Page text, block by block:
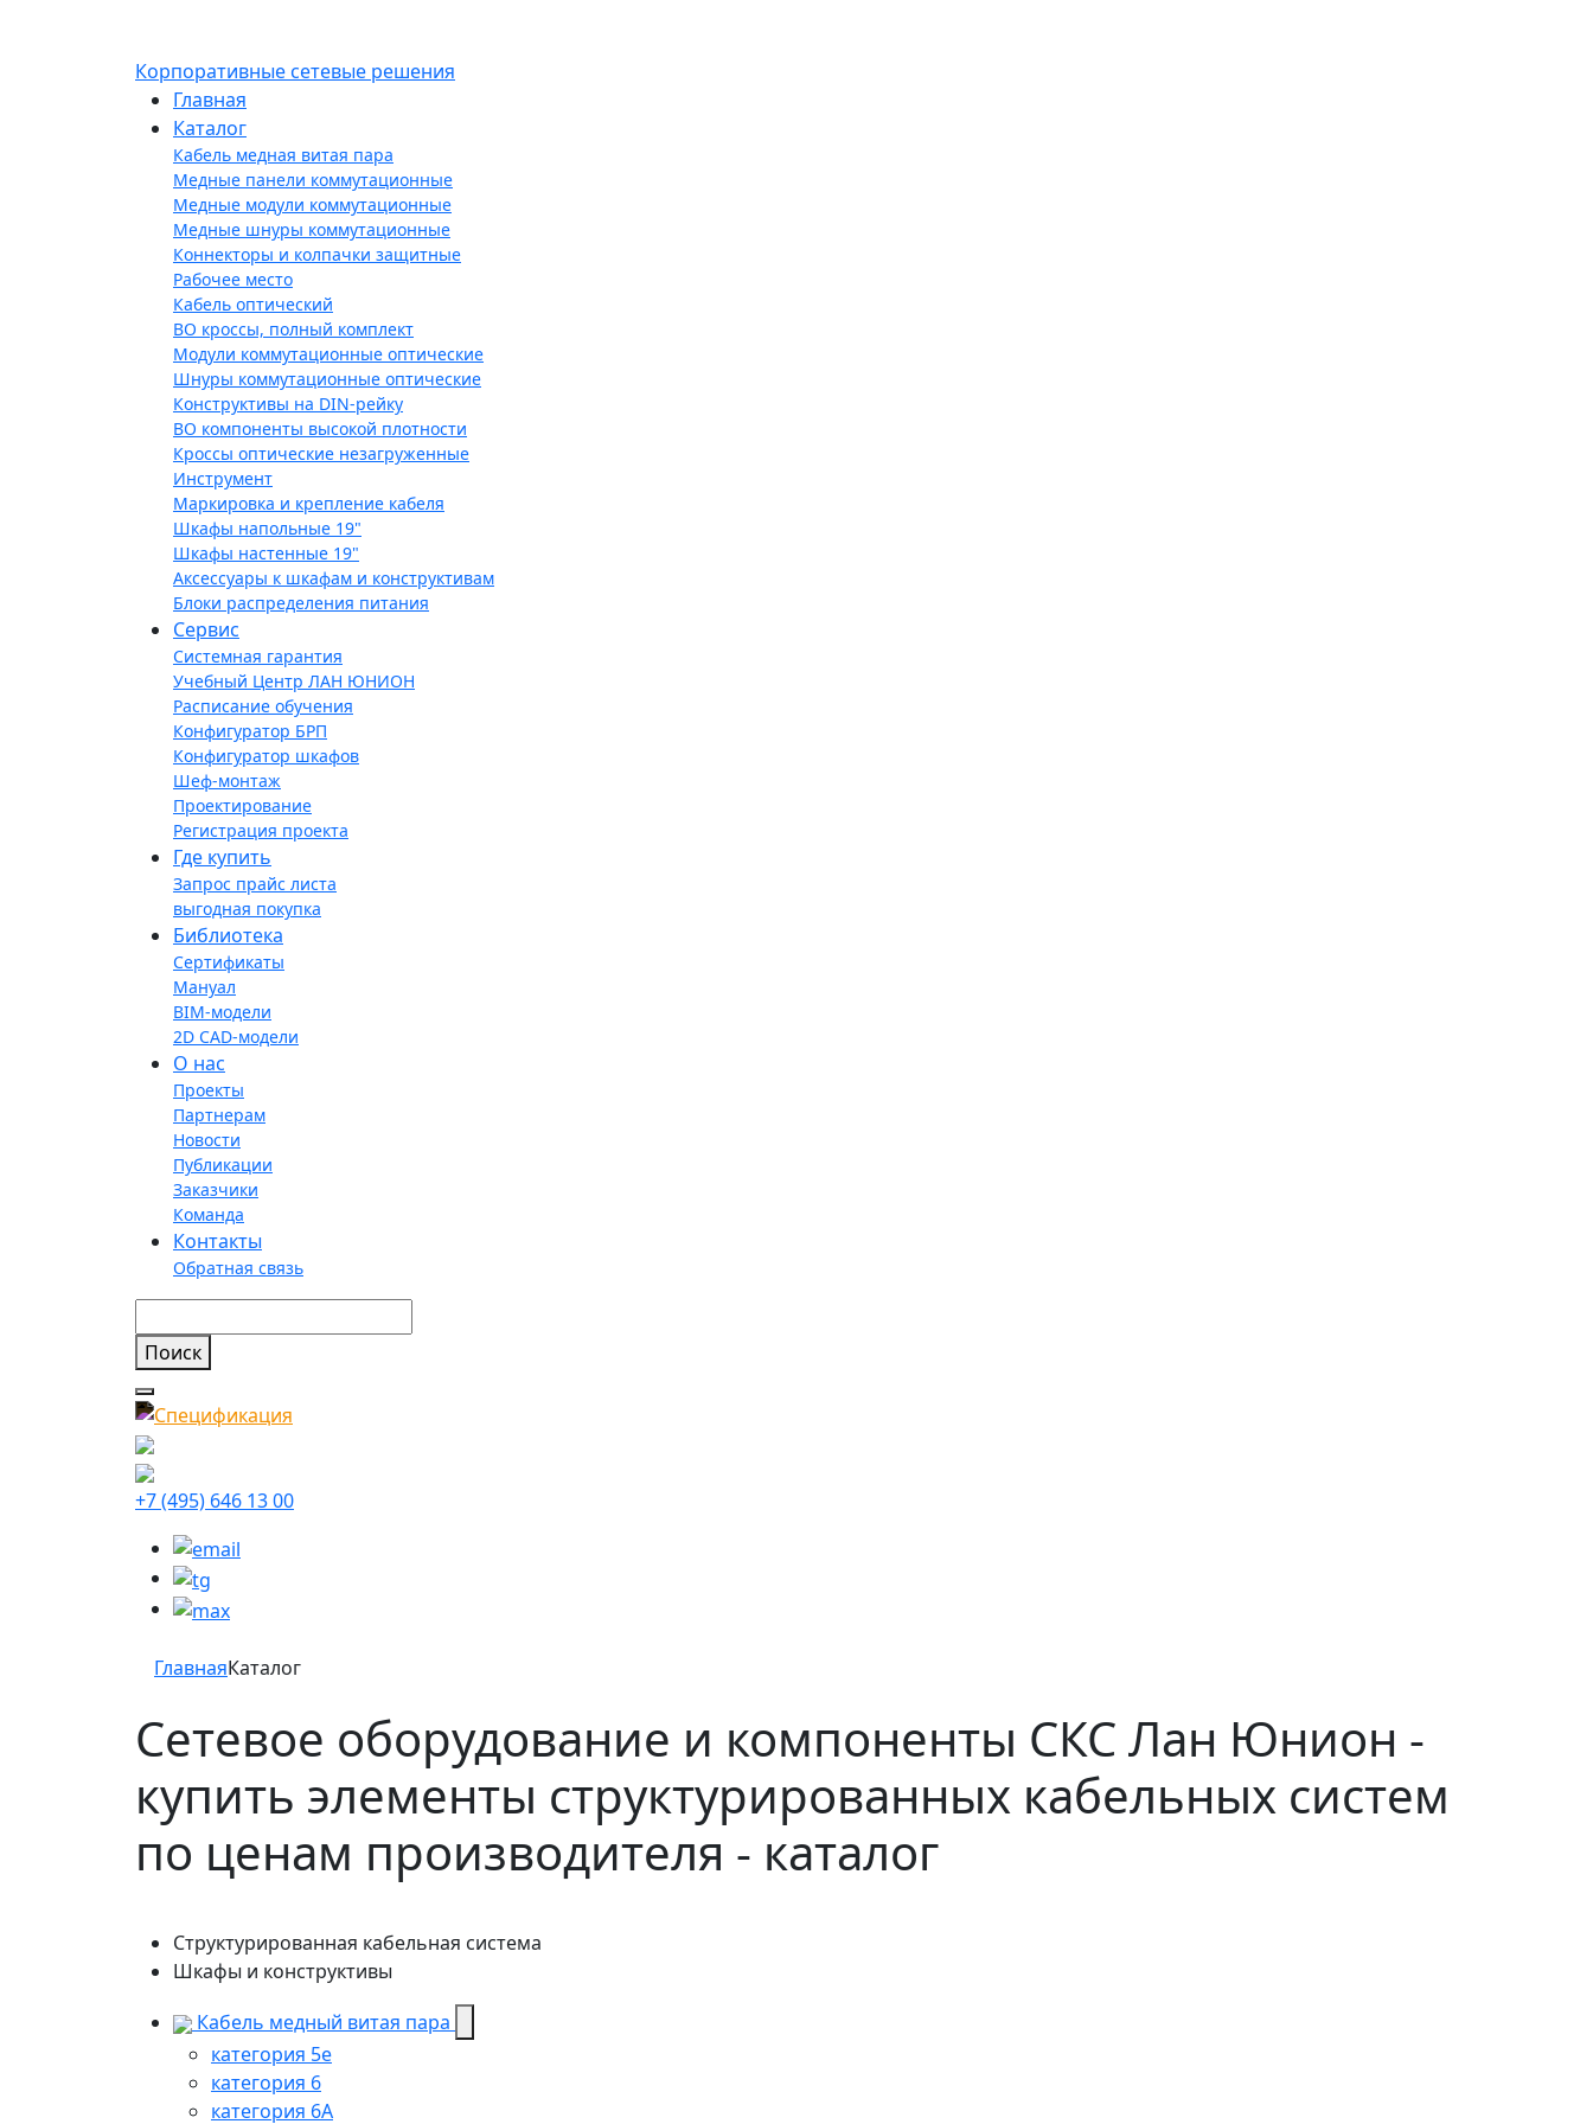
Корпоративные сетевые решения
Главная
Каталог
Кабель медная витая пара
Медные панели коммутационные
Медные модули коммутационные
Медные шнуры коммутационные
Коннекторы и колпачки защитные
Рабочее место
Кабель оптический
ВО кроссы, полный комплект
Модули коммутационные оптические
Шнуры коммутационные оптические
Конструктивы на DIN-рейку
ВО компоненты высокой плотности
Кроссы оптические незагруженные
Инструмент
Маркировка и крепление кабеля
Шкафы напольные 19"
Шкафы настенные 19"
Аксессуары к шкафам и конструктивам
Блоки распределения питания
Сервис
Системная гарантия
Учебный Центр ЛАН ЮНИОН
Расписание обучения
Конфигуратор БРП
Конфигуратор шкафов
Шеф-монтаж
Проектирование
Регистрация проекта
Где купить
Запрос прайс листа
выгодная покупка
Библиотека
Сертификаты
Мануал
BIM-модели
2D CAD-модели
О нас
Проекты
Партнерам
Новости
Публикации
Заказчики
Команда
Контакты
Обратная связь
+7 (495) 646 13 00
ГлавнаяКаталог
Сетевое оборудование и компоненты СКС Лан Юнион -
купить элементы структурированных кабельных систем
по ценам производителя - каталог
Структурированная кабельная система
Шкафы и конструктивы
Кабель медный витая пара
категория 5e
категория 6
категория 6А